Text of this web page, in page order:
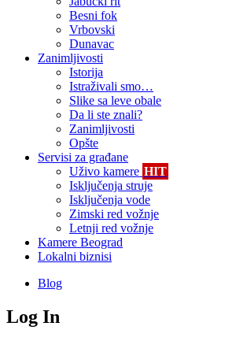
Besni fok
Vrbovski
Dunavac
Zanimljivosti
Istorija
Istraživali smo…
Slike sa leve obale
Da li ste znali?
Zanimljivosti
Opšte
Servisi za građane
Uživo kamere HIT
Isključenja struje
Isključenja vode
Zimski red vožnje
Letnji red vožnje
Kamere Beograd
Lokalni biznisi
Blog
Log In